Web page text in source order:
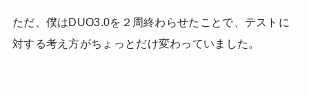
ただ、僕はDUO3.0を２周終わらせたことで、テストに
対する考え方がちょっとだけ変わっていました。